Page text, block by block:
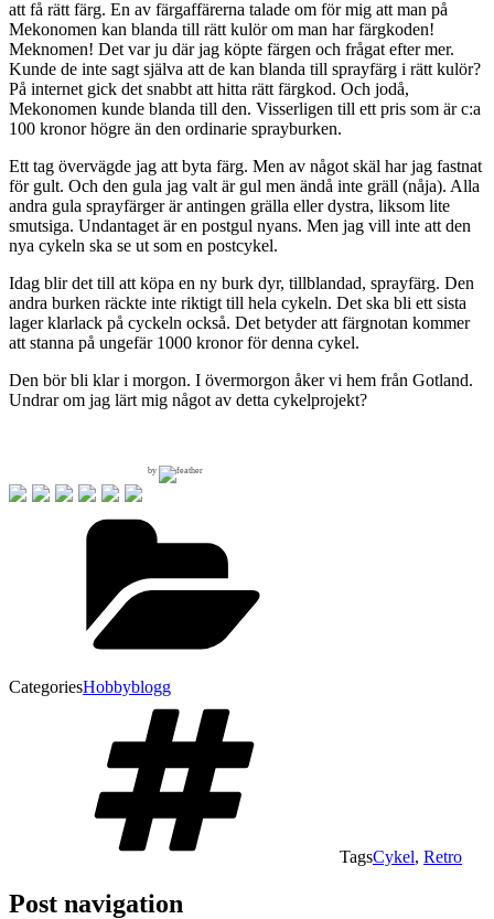
att få rätt färg. En av färgaffärerna talade om för mig att man på
Mekonomen kan blanda till rätt kulör om man har färgkoden!
Meknomen! Det var ju där jag köpte färgen och frågat efter mer.
Kunde de inte sagt själva att de kan blanda till sprayfärg i rätt kulör?
På internet gick det snabbt att hitta rätt färgkod. Och jodå,
Mekonomen kunde blanda till den. Visserligen till ett pris som är c:a
100 kronor högre än den ordinarie sprayburken.
Ett tag övervägde jag att byta färg. Men av något skäl har jag fastnat
för gult. Och den gula jag valt är gul men ändå inte gräll (nåja). Alla
andra gula sprayfärger är antingen grälla eller dystra, liksom lite
smutsiga. Undantaget är en postgul nyans. Men jag vill inte att den
nya cykeln ska se ut som en postcykel.
Idag blir det till att köpa en ny burk dyr, tillblandad, sprayfärg. Den
andra burken räckte inte riktigt till hela cykeln. Det ska bli ett sista
lager klarlack på cyckeln också. Det betyder att färgnotan kommer
att stanna på ungefär 1000 kronor för denna cykel.
Den bör bli klar i morgon. I övermorgon åker vi hem från Gotland.
Undrar om jag lärt mig något av detta cykelprojekt?
by
CategoriesHobbyblogg
TagsCykel, Retro
Post navigation